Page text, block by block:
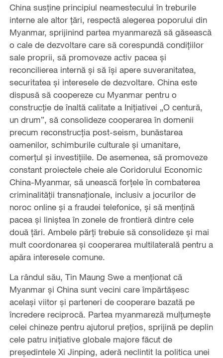
China susţine principiul neamestecului în treburile
interne ale altor ţări, respectă alegerea poporului din
Myanmar, sprijinind partea myanmareză să găsească
o cale de dezvoltare care să corespundă condițiilor
sale proprii, să promoveze activ pacea și
reconcilierea internă și să își apere suveranitatea,
securitatea și interesele de dezvoltare. China este
dispusă să coopereze cu Myanmar pentru o
construcție de înaltă calitate a Inițiativei „O centură,
un drum”, să consolideze cooperarea în domenii
precum reconstrucția post-seism, bunăstarea
oamenilor, schimburile culturale și umanitare,
comerțul și investițiile. De asemenea, să promoveze
constant proiectele cheie ale Coridorului Economic
China-Myanmar, să unească forțele în combaterea
criminalității transnaționale, inclusiv a jocurilor de
noroc online și a fraudei telefonice, și să mențină
pacea și liniștea în zonele de frontieră dintre cele
două ţări. Ambele părți trebuie să consolideze și mai
mult coordonarea și cooperarea multilaterală pentru a
apăra interesele comune.
La rândul său, Tin Maung Swe a menţionat că
Myanmar și China sunt vecini care împărtășesc
același viitor și parteneri de cooperare bazată pe
încredere reciprocă. Partea myanmareză mulțumeşte
celei chineze pentru ajutorul prețios, sprijină pe deplin
cele patru inițiative globale majore făcut de
preşedintele Xi Jinping, aderă neclintit la politica unei